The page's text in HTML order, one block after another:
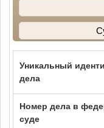
Уникальный
дела
Номер дела в
суде